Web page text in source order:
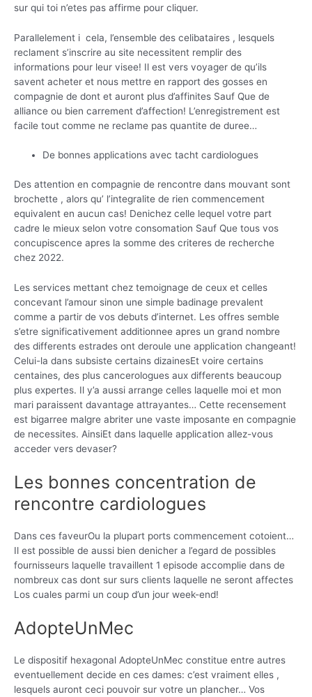
sur qui toi n’etes pas affirme pour cliquer.
Parallelement i cela, l’ensemble des celibataires , lesquels
reclament s’inscrire au site necessitent remplir des
informations pour leur visee! Il est vers voyager de qu’ils
savent acheter et nous mettre en rapport des gosses en
compagnie de dont et auront plus d’affinites Sauf Que de
alliance ou bien carrement d’affection! L’enregistrement est
facile tout comme ne reclame pas quantite de duree…
De bonnes applications avec tacht cardiologues
Des attention en compagnie de rencontre dans mouvant sont
brochette , alors qu’ l’integralite de rien commencement
equivalent en aucun cas! Denichez celle lequel votre part
cadre le mieux selon votre consomation Sauf Que tous vos
concupiscence apres la somme des criteres de recherche
chez 2022.
Les services mettant chez temoignage de ceux et celles
concevant l’amour sinon une simple badinage prevalent
comme a partir de vos debuts d’internet. Les offres semble
s’etre significativement additionnee apres un grand nombre
des differents estrades ont deroule une application changeant!
Celui-la dans subsiste certains dizainesEt voire certains
centaines, des plus cancerologues aux differents beaucoup
plus expertes. Il y’a aussi arrange celles laquelle moi et mon
mari paraissent davantage attrayantes… Cette recensement
est bigarree malgre abriter une vaste imposante en compagnie
de necessites. AinsiEt dans laquelle application allez-vous
acceder vers devaser?
Les bonnes concentration de
rencontre cardiologues
Dans ces faveurOu la plupart ports commencement cotoient…
Il est possible de aussi bien denicher a l’egard de possibles
fournisseurs laquelle travaillent 1 episode accomplie dans de
nombreux cas dont sur surs clients laquelle ne seront affectes
Los cuales parmi un coup d’un jour week-end!
AdopteUnMec
Le dispositif hexagonal AdopteUnMec constitue entre autres
eventuellement decide en ces dames: c’est vraiment elles ,
lesquels auront ceci pouvoir sur votre un plancher… Vos